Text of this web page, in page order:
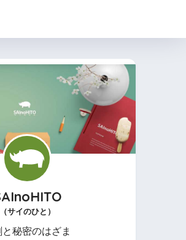
（サイのひと）
秘密のはざま